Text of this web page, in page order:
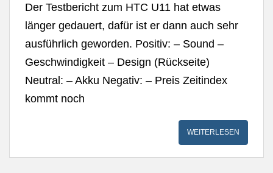
Der Testbericht zum HTC U11 hat etwas
länger gedauert, dafür ist er dann auch sehr
ausführlich geworden. Positiv: – Sound –
Geschwindigkeit – Design (Rückseite)
Neutral: – Akku Negativ: – Preis Zeitindex
kommt noch
WEITERLESEN